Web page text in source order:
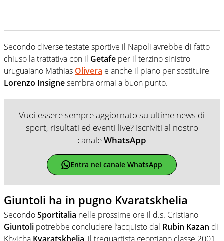
Secondo diverse testate sportive il Napoli avrebbe di fatto
chiuso la trattativa con il Getafe per il terzino sinistro
uruguaiano Mathias Olivera e anche il piano per sostituire
Lorenzo Insignesembra ormai a buon punto.
Vuoi essere sempre aggiornato su ultime news di
sport, risultati ed eventi live? Iscriviti al nostro
canaleWhatsApp
Entra nel canale WhatsApp
Giuntoli ha in pugno Kvaratskhelia
SecondoSportitalia nelle prossime ore il d.s. Cristiano
Giuntoli potrebbe concludere l’acquisto dal Rubin Kazan di